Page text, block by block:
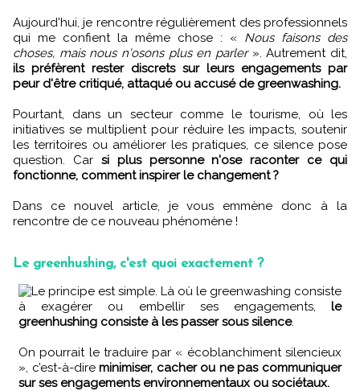
Aujourd'hui, je rencontre régulièrement des professionnels
qui me confient la même chose : « Nous faisons des
choses, mais nous n'osons plus en parler». Autrement dit,
ils préfèrent rester discrets sur leurs engagements par
peur d'être critiqué, attaqué ou accusé de greenwashing.
Pourtant, dans un secteur comme le tourisme, où les
initiatives se multiplient pour réduire les impacts, soutenir
les territoires ou améliorer les pratiques, ce silence pose
question. Car si plus personne n'ose raconter ce qui
fonctionne, comment inspirer le changement ?
Dans ce nouvel article, je vous emmène donc à la
rencontre de ce nouveau phénomène !
Le greenhushing, c'est quoi exactement ?
Le principe est simple. Là où le greenwashing consiste
à exagérer ou embellir ses engagements, le
greenhushing consiste à les passer sous silence.
On pourrait le traduire par « écoblanchiment silencieux
», c’est-à-direminimiser, cacher ou ne pas communiquer
sur ses engagements environnementaux ou sociétaux.